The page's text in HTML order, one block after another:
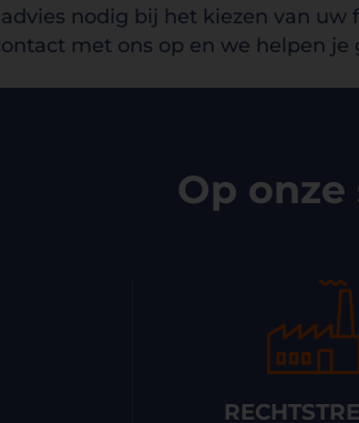
nodig bij het kiezen van uw
met ons op en we helpen je
Op